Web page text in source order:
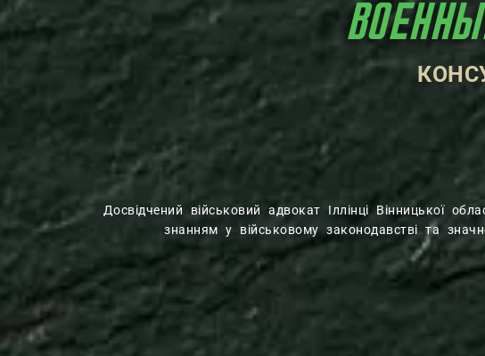
Досвідчений військовий адвокат Іллінці Вінницької
знанням у військовому законодавстві та